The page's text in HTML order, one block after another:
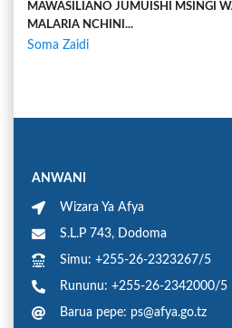
MAWASILIANO JUMUISHI MSINGI
MALARIA NCHINI...
Soma Zaidi
ANWANI
Wizara Ya Afya
S.L.P 743, Dodoma
Simu: +255-26-2323267/5
Rununu: +255-26-2342000/5
Barua pepe: ps@afya.go.tz